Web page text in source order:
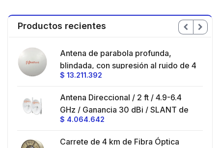
Productos recientes
Antena de parabola profunda,
blindada, con supresión al ruido de 4
ft, 5.9-7.2 GHz, Ganancia 36 dBi con
hasta 80 km, Conectores N-hembra,
montaje con alineación milimétrica.
$ 13.211.392
Antena Direccional / 2 ft / 4.9-6.4
GHz / Ganancia 30 dBi / SLANT de
45 ° y 90 ° / Conector N-Hembra /
$ 4.064.642
Carrete de 4 km de Fibra Óptica